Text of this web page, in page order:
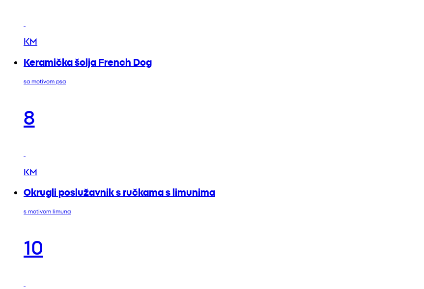
KM
Keramička šolja French Dog
sa motivom psa
8
KM
Okrugli poslužavnik s ručkama s limunima
s motivom limuna
10